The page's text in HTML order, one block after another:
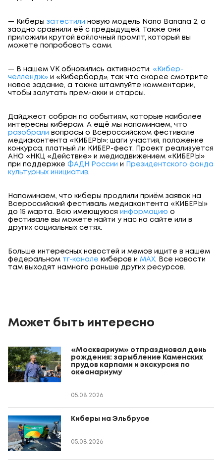
— Киберы затестили новую модель Nano Banana 2, а
заодно сравнили её с предыдущей. Также они
приложили крутой войлочный промпт, который вы
можете попробовать сами.
— В нашем VK обновились активности: «Кибер-
челлендж» и «Киберборд», так что скорее смотрите
новое задание, а также штампуйте комментарии,
чтобы залутать прем-акки и старсы.
Дайджест собран по событиям, которые наиболее
интересны киберам. А ещё мы напоминаем, что
разобрали вопросы о Всероссийском фестивале
медиаконтента «КИБЕРЫ»: шаги участия, положение
конкурса, платный ли КИБЕР-фест. Проект реализуется
АНО «НКЦ «Действие» и медиадвижением «КИБЕРЫ»
при поддержке ФАДН России и
Президентского фонда
культурных инициатив.
Напоминаем, что киберы продлили приём заявок на
Всероссийский фестиваль медиаконтента «КИБЕРЫ»
до 15 марта. Всю имеющуюся информацию о
фестивале вы можете найти у нас на сайте или в
других социальных сетях.
Больше интересных новостей и мемов ищите в нашем
федеральном тг-канале киберов и МАХ. Все новости
там выходят намного раньше других ресурсов.
Может быть интересно
«Москвариум» отпраздновал день
рождения: зарыбление Каменских
прудов карпами и экскурсия по
океанариуму
05.08.2026
Киберы на Эльбрусе
05.08.2026